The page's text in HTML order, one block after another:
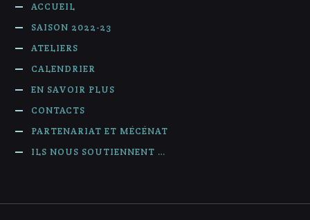
ACCUEIL
SAISON 2022-23
ATELIERS
CALENDRIER
EN SAVOIR PLUS
CONTACTS
PARTENARIAT ET MÉCÉNAT
ILS NOUS SOUTIENNENT …